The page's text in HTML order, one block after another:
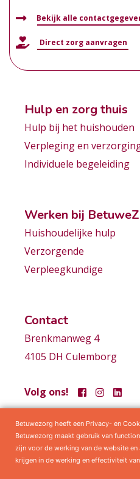
Bekijk alle
Direct zorg aanvragen
Hulp en zorg thuis
Hulp bij het huishouden
Verpleging en
Individuele begeleiding
Werken bij
Huishoudelijke hulp
Verzorgende
Verpleegkundige
Contact
Brenkmanweg 4
4105 DH Culemborg
Volg ons!
Samenwerkingen Privacy statement
Betuwezorg heeft een Privacy- en
Betuwezorg maakt gebruik van
zijn voor de werking van de website
krijgen in de werking en effectiviteit